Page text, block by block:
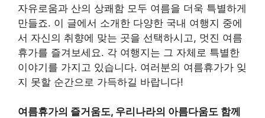
자유로움과 산의 상쾌함 모두 여름을 더욱 특별하게
만들죠. 이 글에서 소개한 다양한 국내 여행지 중에
서 자신의 취향에 맞는 곳을 선택하시고, 멋진 여름
휴가를 즐겨보세요. 각 여행지는 그 자체로 특별한
이야기를 가지고 있습니다. 여러분의 여름휴가가 잊
지 못할 순간으로 가득하길 바랍니다!
여름휴가의 즐거움도, 우리나라의 아름다움도 함께